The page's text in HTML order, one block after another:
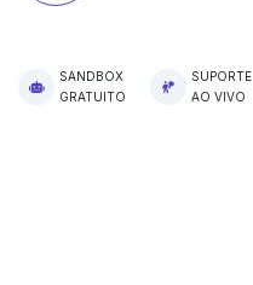
SANDBOX
GRATUITO
SUPORTE
AO VIVO